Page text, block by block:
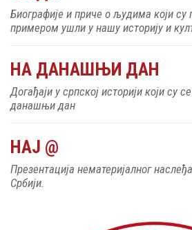
Биографије и приче о људима који су
примером ушли у нашу историју и
НА ДАНАШЊИ ДАН
Догађаји у српској историји који су
данашњи дан
НАЈ @
Презентација нематеријалног
Србији.